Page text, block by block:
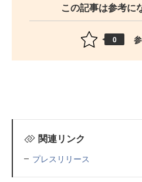
この記事は参考に
0
関連リンク
プレスリリース